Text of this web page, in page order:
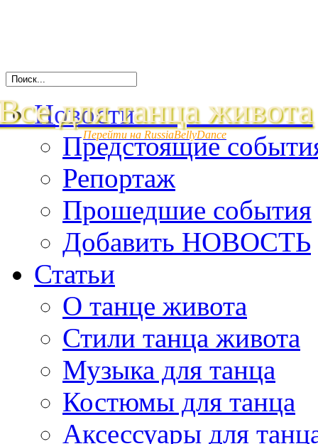
для танца живота
Перейти на RussiaBellyDance
Новости
Предстоящие
Репортаж
Прошедшие события
Добавить НОВОСТЬ
Статьи
О танце живота
Стили танца живота
Музыка для танца
Костюмы для танца
Аксессуары для